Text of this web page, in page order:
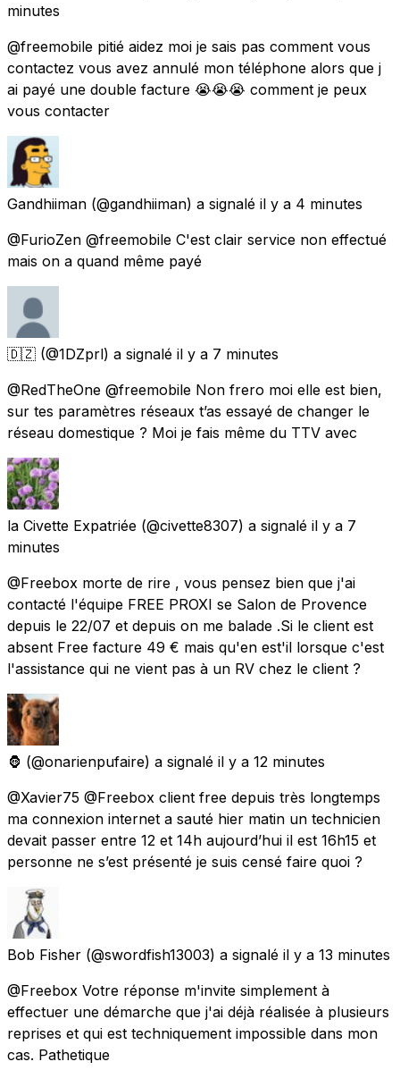
minutes
@freemobile pitié aidez moi je sais pas comment vous
contactez vous avez annulé mon téléphone alors que j
ai payé une double facture 😭😭😭 comment je peux
vous contacter
Gandhiiman (@gandhiiman) a signalé il y a 4 minutes
@FurioZen @freemobile C'est clair service non effectué
mais on a quand même payé
🇩🇿 (@1DZprl) a signalé il y a 7 minutes
@RedTheOne @freemobile Non frero moi elle est bien,
sur tes paramètres réseaux t’as essayé de changer le
réseau domestique ? Moi je fais même du TTV avec
la Civette Expatriée (@civette8307) a signalé il y a 7
minutes
@Freebox morte de rire , vous pensez bien que j'ai
contacté l'équipe FREE PROXI se Salon de Provence
depuis le 22/07 et depuis on me balade .Si le client est
absent Free facture 49 € mais qu'en est'il lorsque c'est
l'assistance qui ne vient pas à un RV chez le client ?
🦍 (@onarienpufaire) a signalé il y a 12 minutes
@Xavier75 @Freebox client free depuis très longtemps
ma connexion internet a sauté hier matin un technicien
devait passer entre 12 et 14h aujourd’hui il est 16h15 et
personne ne s’est présenté je suis censé faire quoi ?
Bob Fisher (@swordfish13003) a signalé il y a 13 minutes
@Freebox Votre réponse m'invite simplement à
effectuer une démarche que j'ai déjà réalisée à plusieurs
reprises et qui est techniquement impossible dans mon
cas. Pathetique